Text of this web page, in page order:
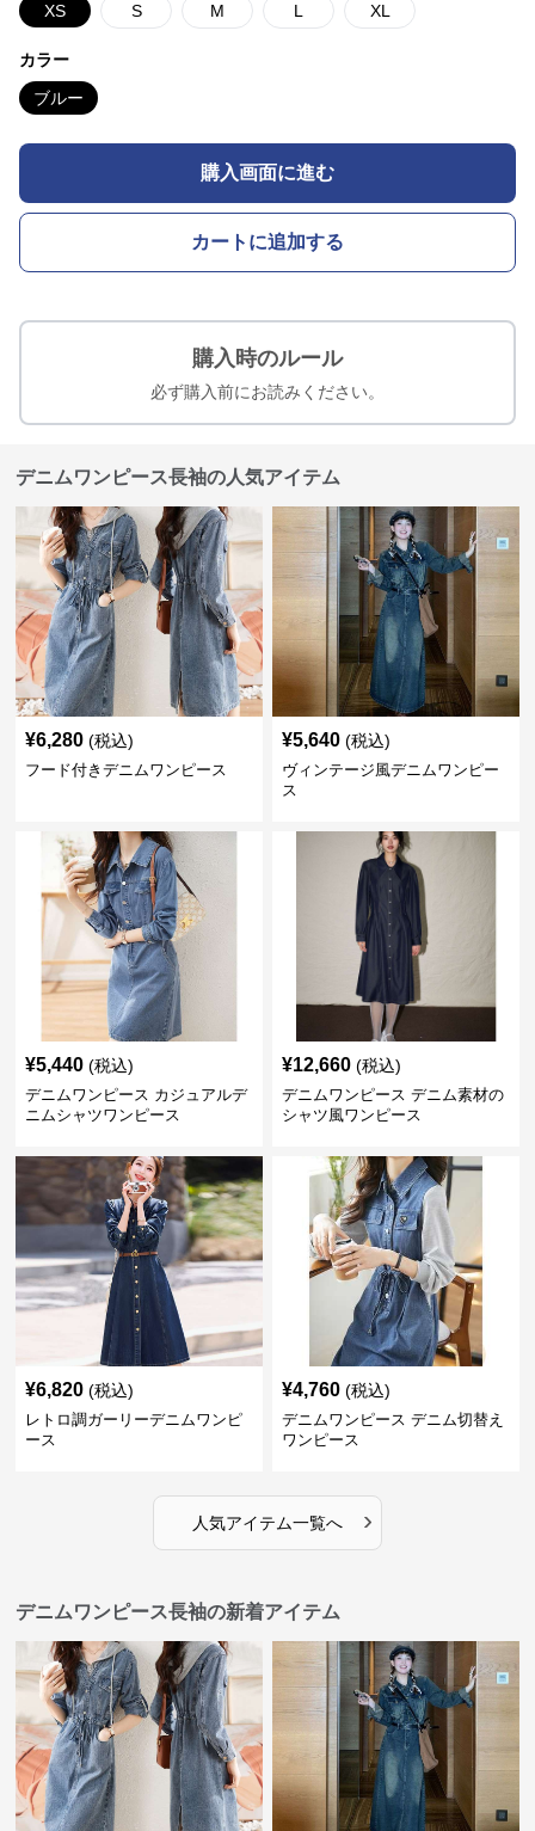
XS S M L XL
カラー
ブルー
購入画面に進む
カートに追加する
購入時のルール
必ず購入前にお読みください。
デニムワンピース長袖の人気アイテム
¥6,280 (税込)
フード付きデニムワンピース
¥5,640 (税込)
ヴィンテージ風デニムワンピー
ス
¥5,440 (税込)
デニムワンピース カジュアルデ
ニムシャツワンピース
¥12,660 (税込)
デニムワンピース デニム素材の
シャツ風ワンピース
¥6,820 (税込)
レトロ調ガーリーデニムワンピ
ース
¥4,760 (税込)
デニムワンピース デニム切替え
ワンピース
人気アイテム一覧へ ›
デニムワンピース長袖の新着アイテム